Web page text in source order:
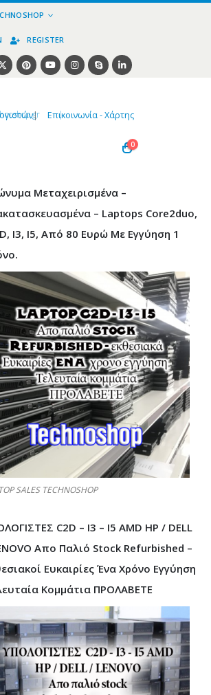
REGISTER
|
| Επικοινωνία - Χάρτης
0
Μεταχειρισμένα –
– Laptops Core2duo,
I3, I5, Από 80 Ευρώ Με Εγγύηση 1
SALES TECHNOSHOP
C2D – I3 – I5 AMD HP / DELL
Απο Παλιό Stock Refurbished –
Ευκαιρίες Ένα Χρόνο Εγγύηση
Κομμάτια ΠΡΟΛΑΒΕΤΕ